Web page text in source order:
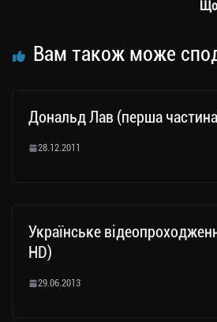
Що
Вам також може
Дональд Лав (перша
28.12.2011
Українське
HD)
29.06.2013